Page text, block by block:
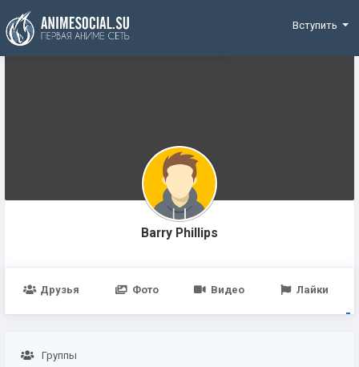
Funding
Вступить
Barry Phillips
Друзья Фото Видео Лайки
Группы